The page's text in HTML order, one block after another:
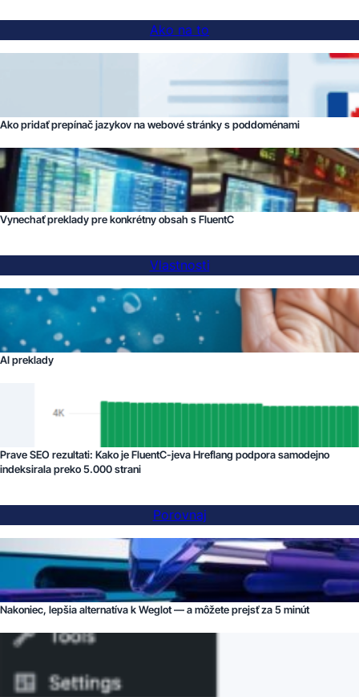
Ako na to
Ako pridať prepínač jazykov na webové stránky s poddoménami
Vynechať preklady pre konkrétny obsah s FluentC
Vlastnosti
AI preklady
Prave SEO rezultati: Kako je FluentC-jeva Hreflang podpora samodejno
indeksirala preko 5.000 strani
Porovnaj
Nakoniec, lepšia alternatíva k Weglot — a môžete prejsť za 5 minút